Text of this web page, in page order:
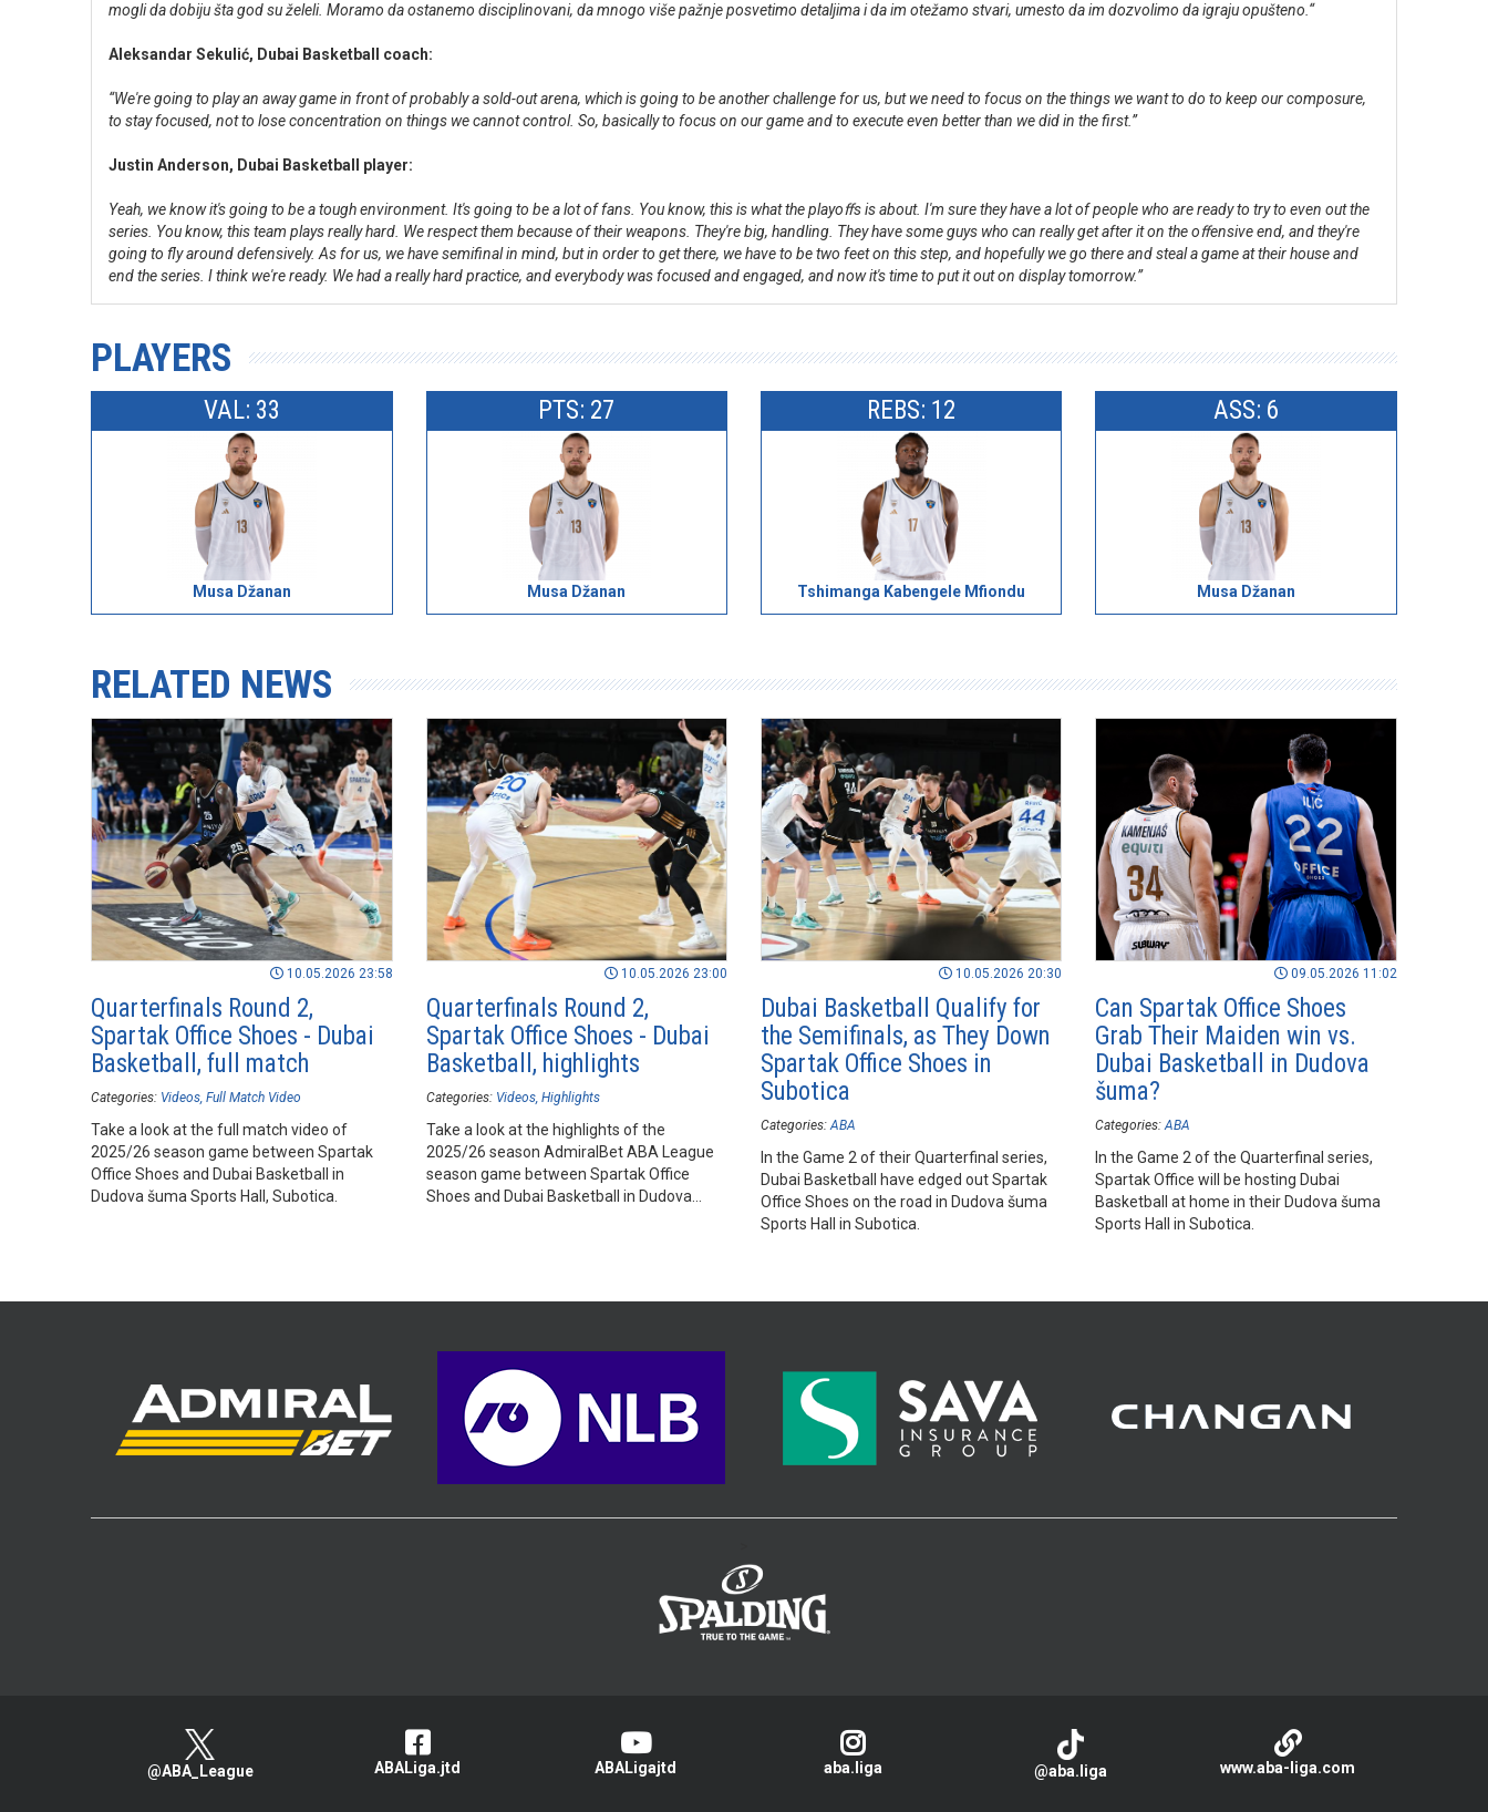
mogli da dobiju šta god su želeli. Moramo da ostanemo disciplinovani, da mnogo više pažnje posvetimo detaljima i da im otežamo stvari, umesto da im dozvolimo da igraju opušteno.“
Aleksandar Sekulić, Dubai Basketball coach:
“We're going to play an away game in front of probably a sold-out arena, which is going to be another challenge for us, but we need to focus on the things we want to do to keep our composure,
to stay focused, not to lose concentration on things we cannot control. So, basically to focus on our game and to execute even better than we did in the first.”
Justin Anderson, Dubai Basketball player:
Yeah, we know it's going to be a tough environment. It's going to be a lot of fans. You know, this is what the playoﬀs is about. I'm sure they have a lot of people who are ready to try to even out the
series. You know, this team plays really hard. We respect them because of their weapons. They're big, handling. They have some guys who can really get after it on the oﬀensive end, and they're
going to fly around defensively. As for us, we have semifinal in mind, but in order to get there, we have to be two feet on this step, and hopefully we go there and steal a game at their house and
end the series. I think we're ready. We had a really hard practice, and everybody was focused and engaged, and now it's time to put it out on display tomorrow.”
PLAYERS
VAL: 33
Musa Džanan
PTS: 27
Musa Džanan
REBS: 12
Tshimanga Kabengele Mfiondu
ASS: 6
Musa Džanan
RELATED NEWS
10.05.2026 23:58
Quarterfinals Round 2,
Spartak Office Shoes - Dubai
Basketball, full match
Categories: Videos Full Match Video
Take a look at the full match video of
2025/26 season game between Spartak
Office Shoes and Dubai Basketball in
Dudova šuma Sports Hall, Subotica.
10.05.2026 23:00
Quarterfinals Round 2,
Spartak Office Shoes - Dubai
Basketball, highlights
Categories: Videos Highlights
Take a look at the highlights of the
2025/26 season AdmiralBet ABA League
season game between Spartak Office
Shoes and Dubai Basketball in Dudova
10.05.2026 20:30
Dubai Basketball Qualify for
the Semifinals, as They Down
Spartak Office Shoes in
Subotica
Categories: ABA
In the Game 2 of their Quarterfinal series,
Dubai Basketball have edged out Spartak
Office Shoes on the road in Dudova šuma
Sports Hall in Subotica.
09.05.2026 11:02
Can Spartak Office Shoes
Grab Their Maiden win vs.
Dubai Basketball in Dudova
šuma?
Categories: ABA
In the Game 2 of the Quarterfinal series,
Spartak Office will be hosting Dubai
Basketball at home in their Dudova šuma
Sports Hall in Subotica.
@ABA_League ABALiga.jtd ABALigajtd aba.liga @aba.liga www.aba-liga.com